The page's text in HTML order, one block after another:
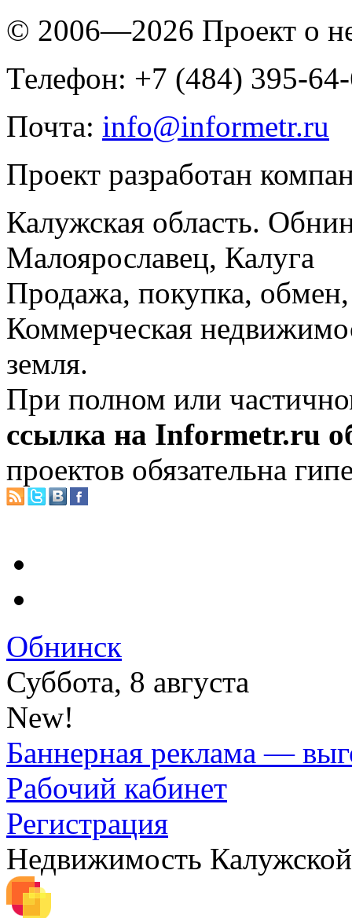
© 2006—2026 Проект о
Телефон: +7 (484) 395-
Почта: info@informetr.ru
Проект разработан
Калужская область.
Малоярославец, Калуга
Продажа, покупка, обмен,
Коммерческая
земля.
При полном или
ссылка на Informetr.ru
проектов обязательна
Обнинск
Суббота, 8 августа
New!
Баннерная реклама —
Рабочий кабинет
Регистрация
Недвижимость